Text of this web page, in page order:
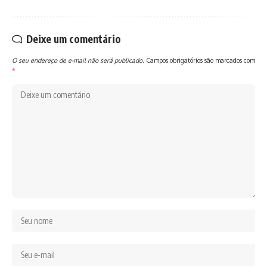
Deixe um comentário
O seu endereço de e-mail não será publicado. Campos obrigatórios são marcados com
*